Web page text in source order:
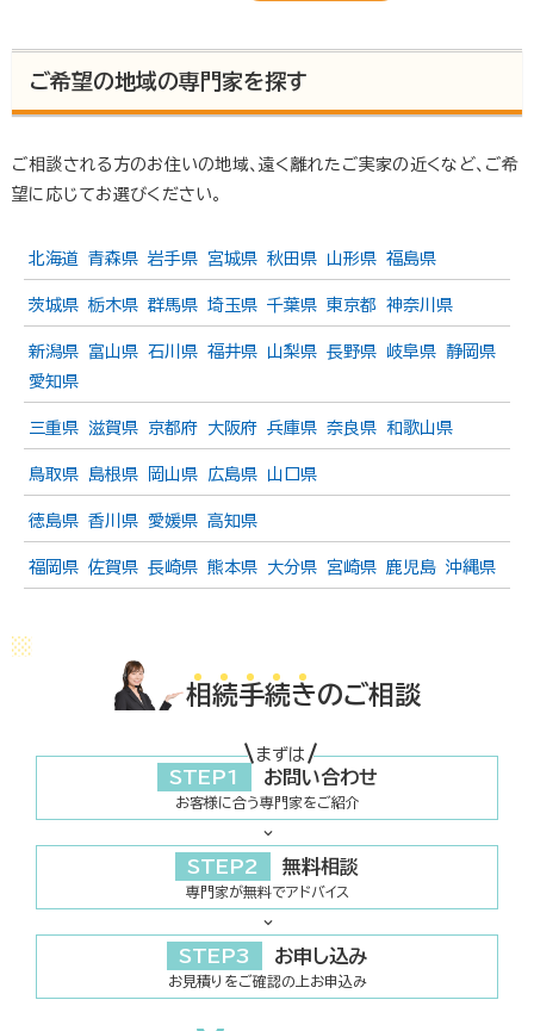
また「いい相続」では、相続に関連する有資格者の皆様に、監修
のご協力をいただいています。
▶ 監修者紹介 | いい相続
ご希望の地域の専門家を探す
ご相談される方のお住いの地域、遠く離れたご実家の近くなど、ご希
望に応じてお選びください。
北海道 青森県 岩手県 宮城県 秋田県 山形県 福島県
茨城県 栃木県 群馬県 埼玉県 千葉県 東京都 神奈川県
新潟県 富山県 石川県 福井県 山梨県 長野県 岐阜県 静岡県
愛知県
三重県 滋賀県 京都府 大阪府 兵庫県 奈良県 和歌山県
鳥取県 島根県 岡山県 広島県 山口県
徳島県 香川県 愛媛県 高知県
福岡県 佐賀県 長崎県 熊本県 大分県 宮崎県 鹿児島 沖縄県
相続手続きのご相談
まずは
STEP1 お問い合わせ
お客様に合う専門家をご紹介
STEP2 無料相談
専門家が無料でアドバイス
STEP3 お申し込み
お見積りをご確認の上お申込み